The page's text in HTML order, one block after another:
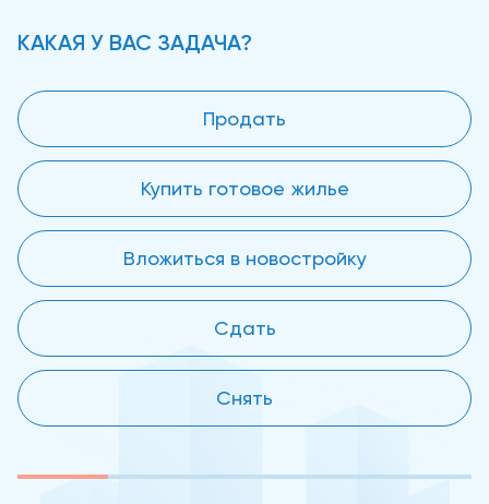
КАКАЯ У ВАС ЗАДАЧА?
Продать
Купить готовое жилье
Вложиться в новостройку
Сдать
Снять